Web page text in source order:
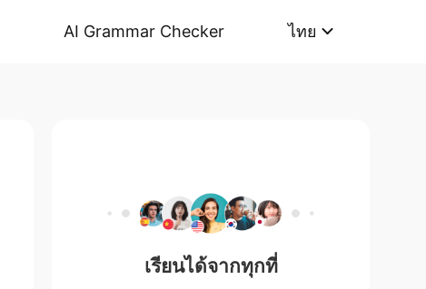
AI Grammar Checker ไทย
เรียนได้จากทุกที่